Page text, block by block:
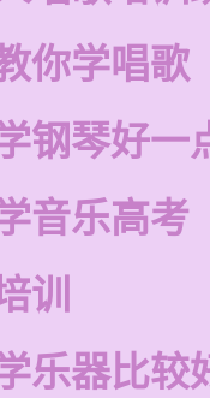
你学唱歌
钢琴好一
音乐高考
训
乐器比较